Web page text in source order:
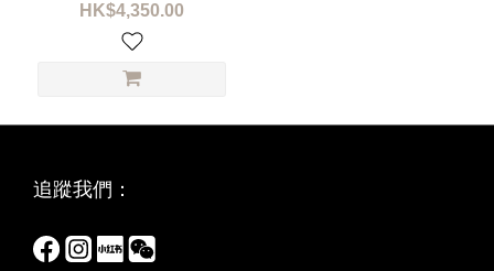
HK$4,350.00
追蹤我們：